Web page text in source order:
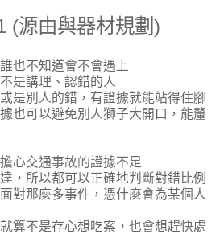
(源由與器材規劃)
也不知道會不會遇上
是講理、認錯的人
是別人的錯，有證據就能站得住腳
也可以避免別人獅子大開口，能釐
心交通事故的證據不足
，所以都可以正確地判斷對錯比例
對那麼多事件，憑什麼會為某個人
算不是存心想吃案，也會想趕快處